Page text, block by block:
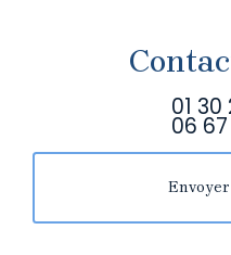
01
06
Envoyer